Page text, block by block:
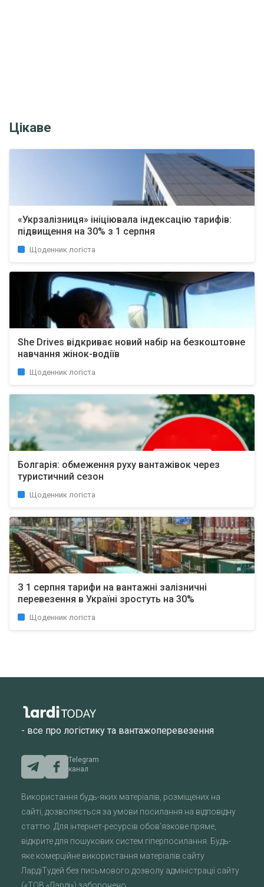
Цікаве
«Укрзалізниця» ініціювала індексацію тарифів:
підвищення на 30% з 1 серпня
Щоденник логіста
She Drives відкриває новий набір на безкоштовне
навчання жінок-водіїв
Щоденник логіста
Болгарія: обмеження руху вантажівок через
туристичний сезон
Щоденник логіста
З 1 серпня тарифи на вантажні залізничні
перевезення в Україні зростуть на 30%
Щоденник логіста
- все про логістику та вантажоперевезення
Telegram
канал
Використання будь-яких матеріалів, розміщених на
сайті, дозволяється за умови посилання на відповідну
статтю. Для інтернет-ресурсів обов'язкове пряме,
відкрите для пошукових систем гіперпосилання. Будь-
яке комерційне використання матеріалів сайту
ЛардіТудей без письмового дозволу адміністрації сайту